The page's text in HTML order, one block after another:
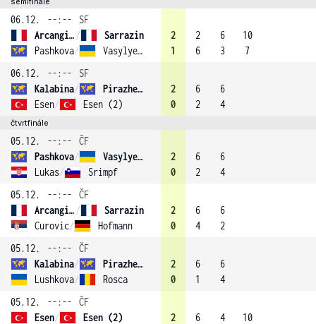
06.12. --:--
SF
Arcangioli /
Sarrazin
Pashkova/ Vasylyeva (1)
2
1
2
6
6
3
10
7
06.12.
--:--
SF
Kalabina/
Pirazhenka (3)
Esen/ Esen (2)
2
0
6
2
6
4
čtvrtfinále
05.12. --:--
ČF
Pashkova/
Vasylyeva (1)
Lukas/ Srimpf
2
0
6
2
6
4
05.12.
--:--
ČF
Arcangioli /
Sarrazin
Curovic/ Hofmann
2
0
6
4
6
2
05.12.
--:--
ČF
Kalabina/
Pirazhenka (3)
Lushkova/ Rosca
2
0
6
1
6
4
05.12.
--:--
ČF
Esen/
Esen (2)
2
6
4
10